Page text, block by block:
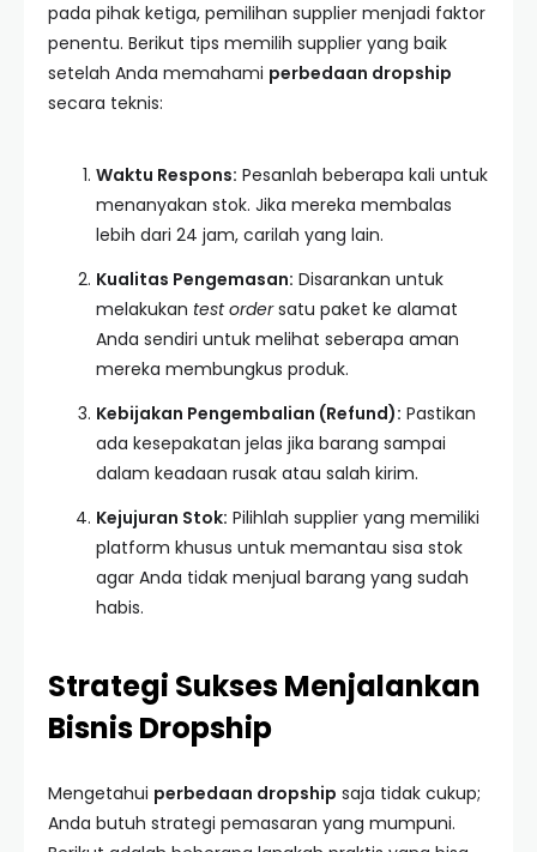
pada pihak ketiga, pemilihan supplier menjadi faktor
penentu. Berikut tips memilih supplier yang baik
setelah Anda memahami perbedaan dropship
secara teknis:
Waktu Respons: Pesanlah beberapa kali untuk
menanyakan stok. Jika mereka membalas
lebih dari 24 jam, carilah yang lain.
Kualitas Pengemasan: Disarankan untuk
melakukan test ordersatu paket ke alamat
Anda sendiri untuk melihat seberapa aman
mereka membungkus produk.
Kebijakan Pengembalian (Refund): Pastikan
ada kesepakatan jelas jika barang sampai
dalam keadaan rusak atau salah kirim.
Kejujuran Stok: Pilihlah supplier yang memiliki
platform khusus untuk memantau sisa stok
agar Anda tidak menjual barang yang sudah
habis.
Strategi Sukses Menjalankan
Bisnis Dropship
Mengetahui perbedaan dropship saja tidak cukup;
Anda butuh strategi pemasaran yang mumpuni.